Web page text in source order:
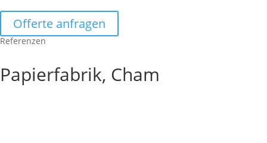
Offerte anfragen
Referenzen
Papierfabrik, Cham